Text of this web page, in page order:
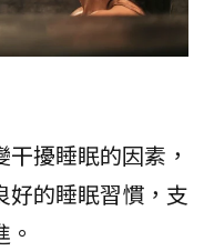
擾睡眠的因素，
好的睡眠習慣，支